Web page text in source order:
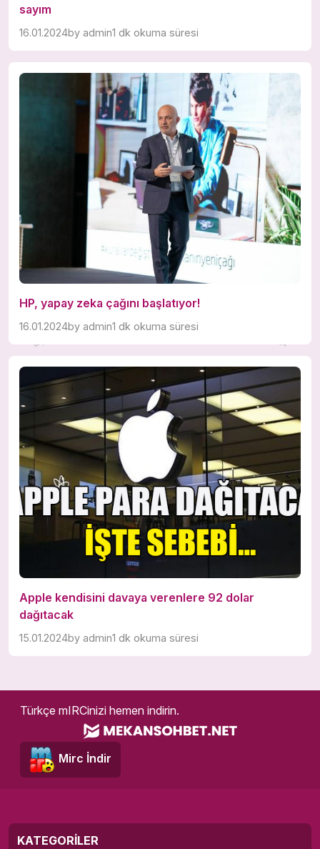
sayım
16.01.2024by admin1 dk okuma süresi
HP, yapay zeka çağını başlatıyor!
16.01.2024by admin1 dk okuma süresi
Apple kendisini davaya verenlere 92 dolar
dağıtacak
15.01.2024by admin1 dk okuma süresi
Türkçe mIRCinizi hemen indirin.
Mirc İndir
KATEGORILER